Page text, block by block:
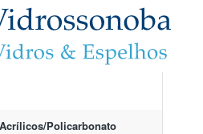
Acrílicos/Policarbonato